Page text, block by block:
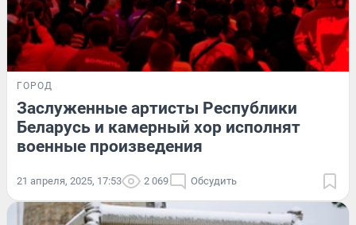
ГОРОД
Заслуженные артисты Республики
Беларусь и камерный хор исполнят
военные произведения
21 апреля, 2025, 17:53 2 069 Обсудить